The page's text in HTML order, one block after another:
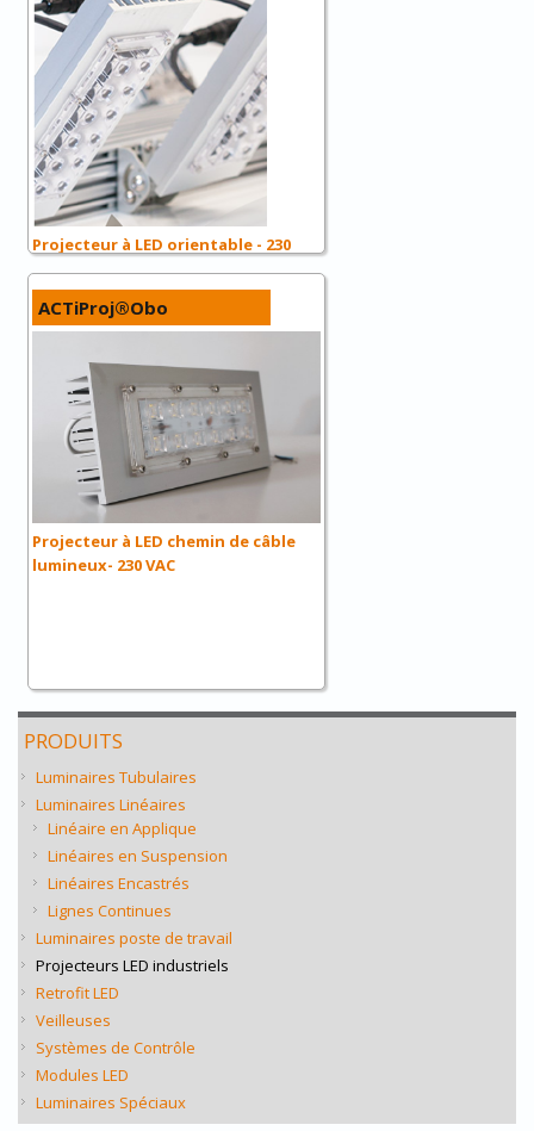
Projecteur à LED orientable - 230
VAC
ACTiProj®Obo
Projecteur à LED chemin de câble
lumineux- 230 VAC
PRODUITS
Luminaires Tubulaires
Luminaires Linéaires
Linéaire en Applique
Linéaires en Suspension
Linéaires Encastrés
Lignes Continues
Luminaires poste de travail
Projecteurs LED industriels
Retrofit LED
Veilleuses
Systèmes de Contrôle
Modules LED
Luminaires Spéciaux